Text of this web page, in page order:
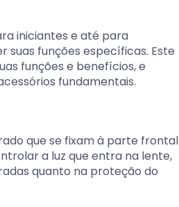
iniciantes e até para
funções específicas. Este
funções e benefícios, e
fundamentais.
que se fixam à parte frontal
a luz que entra na lente,
quanto na proteção do